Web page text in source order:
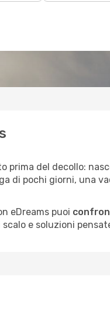
prima del decollo:
di pochi giorni, una
eDreams puoi
e soluzioni